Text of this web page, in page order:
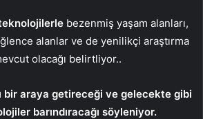
bezenmiş yaşam alanları,
alanlar ve de yenilikçi araştırma
olacağı belirtliyor..
bir araya getireceği ve gelecekte gibi
barındıracağı söyleniyor.